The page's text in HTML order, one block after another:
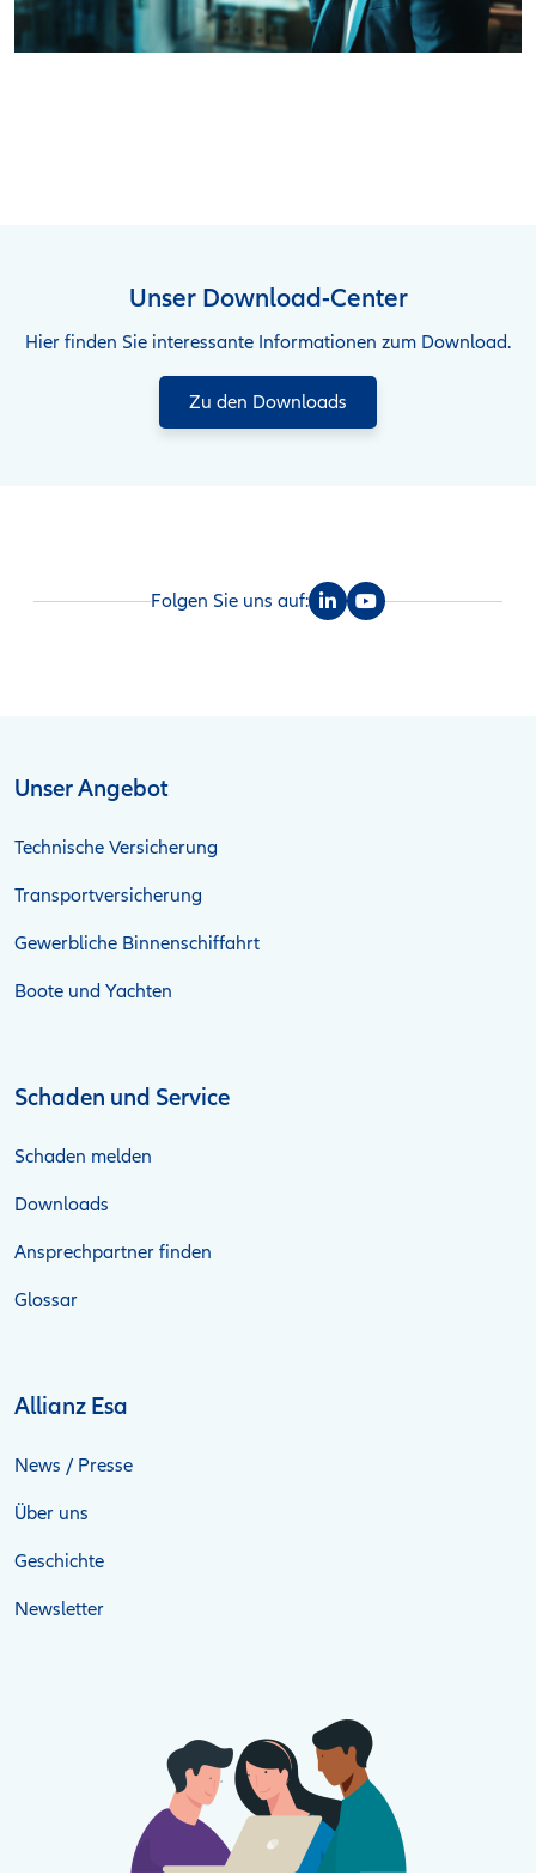
Unser Download-Center
Hier finden Sie interessante Informationen zum Download.
Zu den Downloads
Folgen Sie uns auf:
Unser Angebot
Technische Versicherung
Transportversicherung
Gewerbliche Binnenschiffahrt
Boote und Yachten
Schaden und Service
Schaden melden
Downloads
Ansprechpartner finden
Glossar
Allianz Esa
News / Presse
Über uns
Geschichte
Newsletter